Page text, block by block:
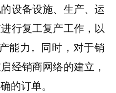
设备设施、生产、运
行复工复产工作，以
能力。同时，对于销
经销商网络的建立，
的订单。